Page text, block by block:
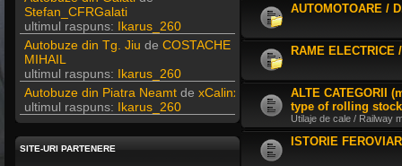
ultimul raspuns:Ikarus_260
Autobuze din Tg. JiudeCOSTACHE
MIHAIL
ultimul raspuns:
Autobuze din Piatra NeamtdexCalinx
ultimul raspuns:Ikarus_260
LiazdeVladyz
ultimul raspuns:Ikarus_260
Autobuze din Fetesti
SITE-URI PARTENERE
AUTOMOTOARE /
RAME ELECTRICE
ALTE CATEGORII
type of rolling stock
Utilaje de cale / Railway
ISTORIE